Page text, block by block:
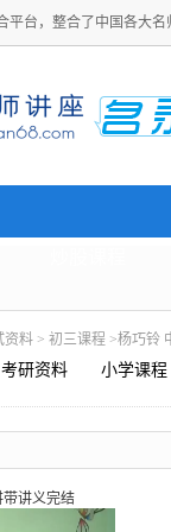
平台，整合了中国各大
资料 > 初三课程 >杨巧铃
考研资料 小学课程
带讲义完结